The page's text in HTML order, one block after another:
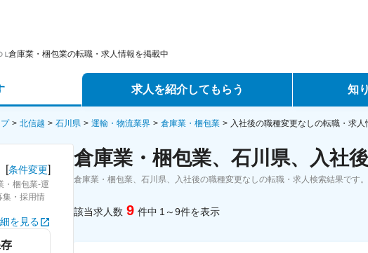
倉庫業・梱包業の転職・求人情報を掲載中
求人を紹介してもらう
エージェントサービス
スカウトサービス
知
転職ノウハウ
データで見
北信越 石川県 運輸・物流業界 倉庫業・梱包業 入社後の職種変更なしの転職・求人
[条件変更]
・梱包業-運
・採用情
を見る
倉庫業・梱包業、石川県、入社
倉庫業・梱包業、石川県、入社後の職種変更なしの転職・求人検索結果です
該当求人数 9 件中 1～9件を表示